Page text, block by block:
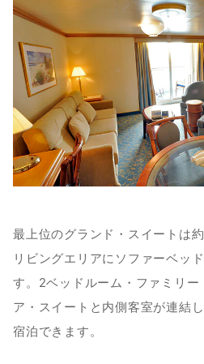
最上位のグランド・スイートは
リビングエリアにソファーベッ
す。2ベッドルーム・ファミリー
ア・スイートと内側客室が連結
宿泊できます。